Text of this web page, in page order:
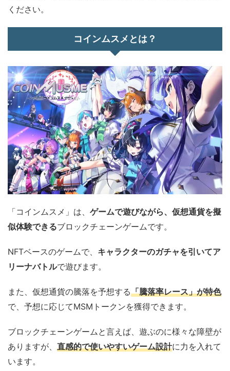
ください。
コインムスメとは？
「コインムスメ」は、 ゲームで遊びながら、仮想通貨を擬
似体験できるブロックチェーンゲームです。
NFTベースのゲームで、 キャラクターのガチャを引いてア
リーナバトルで遊びます。
また、仮想通貨の騰落を予想する「騰落率レース」が特色
で、予想に応じてMSMトークンを獲得できます。
ブロックチェーンゲームと言えば、遊ぶのに様々な障壁が
ありますが、 直感的で使いやすいゲーム設計に力を入れて
います。